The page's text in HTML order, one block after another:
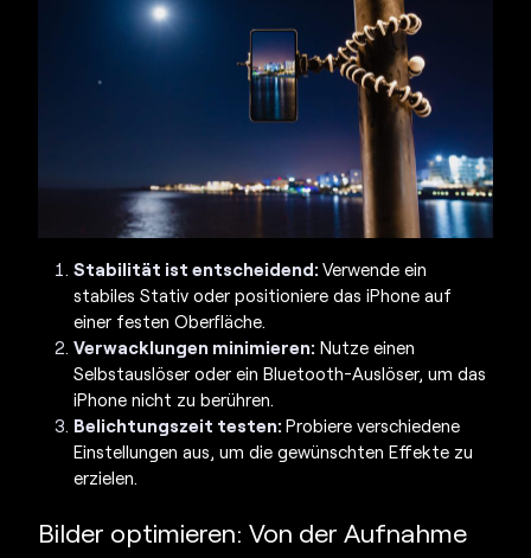
Stabilität ist entscheidend:Verwende ein
stabiles Stativ oder positioniere das iPhone auf
einer festen Oberfläche.
Verwacklungen minimieren: Nutze einen
Selbstauslöser oder ein Bluetooth-Auslöser, um das
iPhone nicht zu berühren.
Belichtungszeit testen:Probiere verschiedene
Einstellungen aus, um die gewünschten Effekte zu
erzielen.
Bilder optimieren: Von der Aufnahme